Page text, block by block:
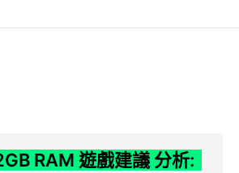
RAM 遊戲建議 分析: